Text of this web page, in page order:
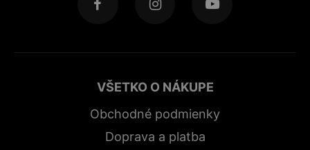
VŠETKO O NÁKUPE
Obchodné podmienky
Doprava a platba